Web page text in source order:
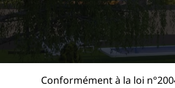
Conformément à la loi